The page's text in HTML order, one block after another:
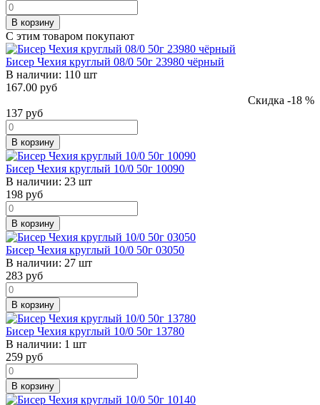
В корзину
С этим товаром покупают
Бисер Чехия круглый 08/0 50г 23980 чёрный
В наличии: 110 шт
167.00 руб
Скидка -18 %
137 руб
В корзину
Бисер Чехия круглый 10/0 50г 10090
В наличии: 23 шт
198 руб
В корзину
Бисер Чехия круглый 10/0 50г 03050
В наличии: 27 шт
283 руб
В корзину
Бисер Чехия круглый 10/0 50г 13780
В наличии: 1 шт
259 руб
В корзину